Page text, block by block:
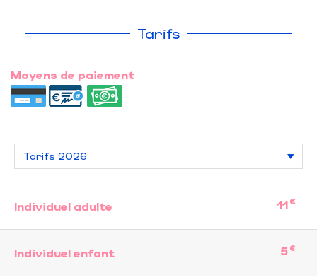
Tarifs
Moyens de paiement
Individuel adulte 11 €
Individuel enfant 5 €